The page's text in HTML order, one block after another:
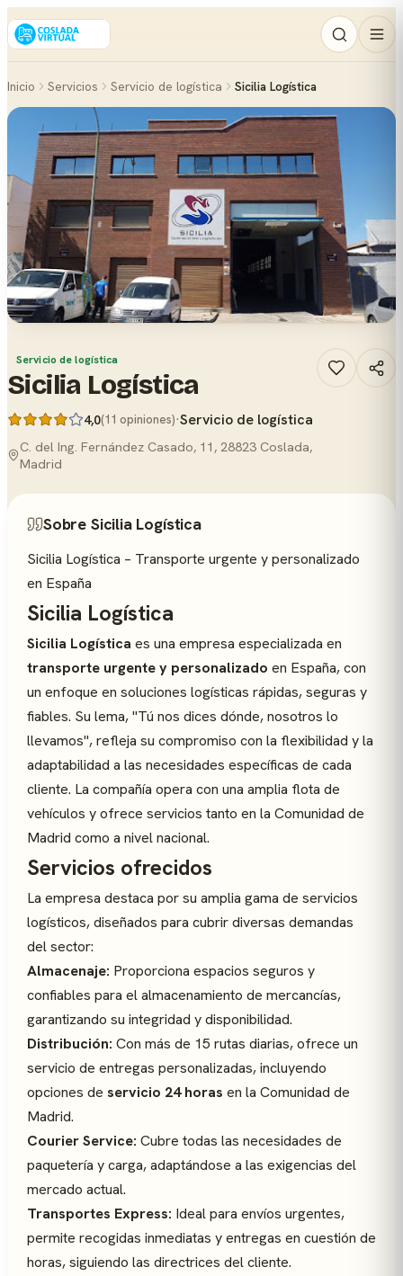
Inicio Servicios Servicio de logística Sicilia Logística
Servicio de logística
Sicilia Logística
4,0(11 opiniones)·Servicio de logística
C. del Ing. Fernández Casado, 11, 28823 Coslada,
Madrid
Sobre Sicilia Logística
Sicilia Logística – Transporte urgente y personalizado
en España
Sicilia Logística
Sicilia Logística es una empresa especializada en
transporte urgente y personalizado en España, con
un enfoque en soluciones logísticas rápidas, seguras y
fiables. Su lema,"Tú nos dices dónde, nosotros lo
llevamos", refleja su compromiso con la flexibilidad y la
adaptabilidad a las necesidades específicas de cada
cliente. La compañía opera con una amplia flota de
vehículos y ofrece servicios tanto en la Comunidad de
Madrid como a nivel nacional.
Servicios ofrecidos
La empresa destaca por su amplia gama de servicios
logísticos, diseñados para cubrir diversas demandas
del sector:
Almacenaje: Proporciona espacios seguros y
confiables para el almacenamiento de mercancías,
garantizando su integridad y disponibilidad.
Distribución: Con más de 15 rutas diarias, ofrece un
servicio de entregas personalizadas, incluyendo
opciones de servicio 24 horas en la Comunidad de
Madrid.
Courier Service: Cubre todas las necesidades de
paquetería y carga, adaptándose a las exigencias del
mercado actual.
Transportes Express: Ideal para envíos urgentes,
permite recogidas inmediatas y entregas en cuestión de
horas, siguiendo las directrices del cliente.